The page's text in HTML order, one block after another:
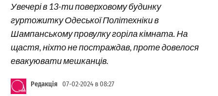
Увечері в 13-ти поверховому будинку
гуртожитку Одеської Політехніки в
Шампанському провулку горіла кімната. На
щастя, ніхто не постраждав, проте довелося
евакуювати мешканців.
Редакція 07-02-2024 в 08:27